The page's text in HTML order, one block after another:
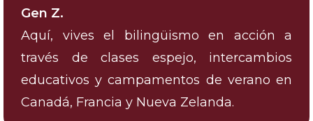
Gen Z.
Aquí, vives el bilingüismo en acción a
través de clases espejo, intercambios
educativos y campamentos de verano en
Canadá, Francia y Nueva Zelanda.